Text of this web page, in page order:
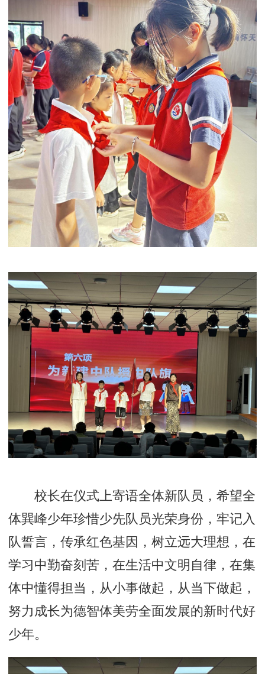
校长在仪式上寄语全体新队员，希望全
体巽峰少年珍惜少先队员光荣身份，牢记入
队誓言，传承红色基因，树立远大理想，在
学习中勤奋刻苦，在生活中文明自律，在集
体中懂得担当，从小事做起，从当下做起，
努力成长为德智体美劳全面发展的新时代好
少年。